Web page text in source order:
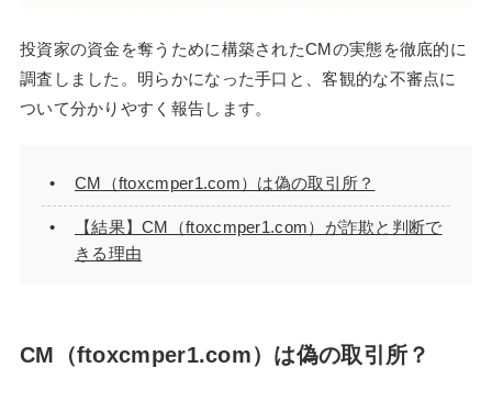
投資家の資金を奪うために構築されたCMの実態を徹底的に
調査しました。明らかになった手口と、客観的な不審点に
ついて分かりやすく報告します。
CM（ftoxcmper1.com）は偽の取引所？
【結果】CM（ftoxcmper1.com）が詐欺と判断で
きる理由
CM（ftoxcmper1.com）は偽の取引所？